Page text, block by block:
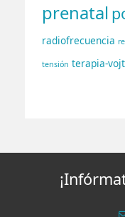
prenatal
radiofrecuencia
tensión terapia-